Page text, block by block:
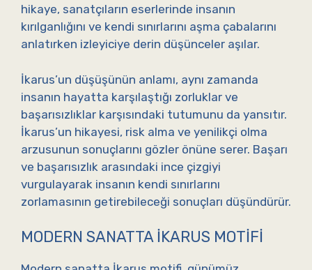
hikaye, sanatçıların eserlerinde insanın
kırılganlığını ve kendi sınırlarını aşma çabalarını
anlatırken izleyiciye derin düşünceler aşılar.
İkarus’un düşüşünün anlamı, aynı zamanda
insanın hayatta karşılaştığı zorluklar ve
başarısızlıklar karşısındaki tutumunu da yansıtır.
İkarus’un hikayesi, risk alma ve yenilikçi olma
arzusunun sonuçlarını gözler önüne serer. Başarı
ve başarısızlık arasındaki ince çizgiyi
vurgulayarak insanın kendi sınırlarını
zorlamasının getirebileceği sonuçları düşündürür.
MODERN SANATTA İKARUS MOTIFI